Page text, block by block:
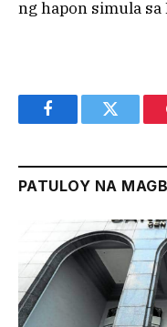
ng hapon simula sa
FacebookTwitter
PATULOY NA